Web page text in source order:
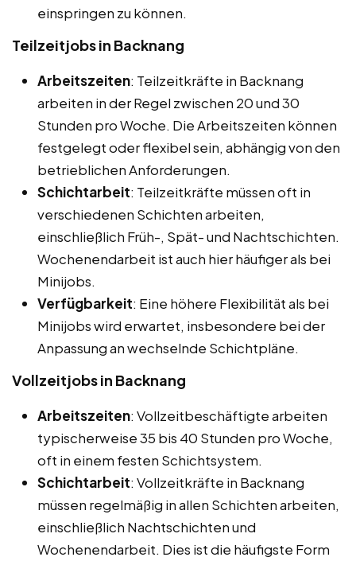
einspringen zu können.
Teilzeitjobs in Backnang
Arbeitszeiten: Teilzeitkräfte in Backnang
arbeiten in der Regel zwischen 20 und 30
Stunden pro Woche. Die Arbeitszeiten können
festgelegt oder flexibel sein, abhängig von den
betrieblichen Anforderungen.
Schichtarbeit: Teilzeitkräfte müssen oft in
verschiedenen Schichten arbeiten,
einschließlich Früh-, Spät- und Nachtschichten.
Wochenendarbeit ist auch hier häufiger als bei
Minijobs.
Verfügbarkeit: Eine höhere Flexibilität als bei
Minijobs wird erwartet, insbesondere bei der
Anpassung an wechselnde Schichtpläne.
Vollzeitjobs in Backnang
Arbeitszeiten: Vollzeitbeschäftigte arbeiten
typischerweise 35 bis 40 Stunden pro Woche,
oft in einem festen Schichtsystem.
Schichtarbeit: Vollzeitkräfte in Backnang
müssen regelmäßig in allen Schichten arbeiten,
einschließlich Nachtschichten und
Wochenendarbeit. Dies ist die häufigste Form